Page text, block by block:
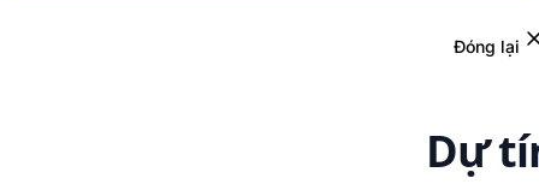
Đóng lại